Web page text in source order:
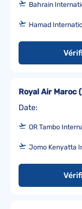
Bahrain
Hamad
Date:
Royal Air Maroc (
OR Tambo
Jomo Kenyatta